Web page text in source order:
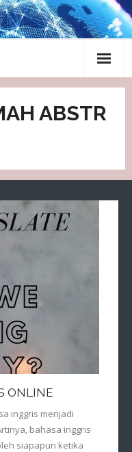
ABSTR
ONLINE
inggris menjadi
bahasa inggris
siapapun ketika